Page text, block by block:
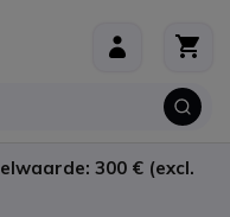
300 € (excl.